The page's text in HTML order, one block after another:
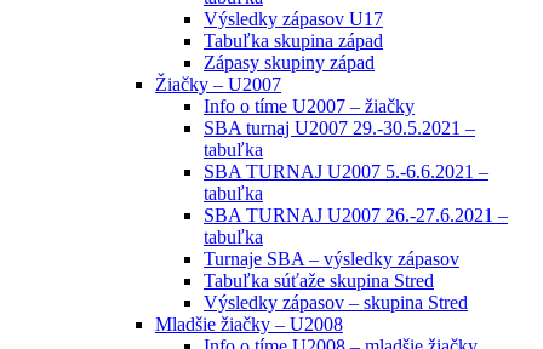
Výsledky zápasov U17
Tabuľka skupina západ
Zápasy skupiny západ
Žiačky – U2007
Info o tíme U2007 – žiačky
SBA turnaj U2007 29.-30.5.2021 –
tabuľka
SBA TURNAJ U2007 5.-6.6.2021 –
tabuľka
SBA TURNAJ U2007 26.-27.6.2021 –
tabuľka
Turnaje SBA – výsledky zápasov
Tabuľka súťaže skupina Stred
Výsledky zápasov – skupina Stred
Mladšie žiačky – U2008